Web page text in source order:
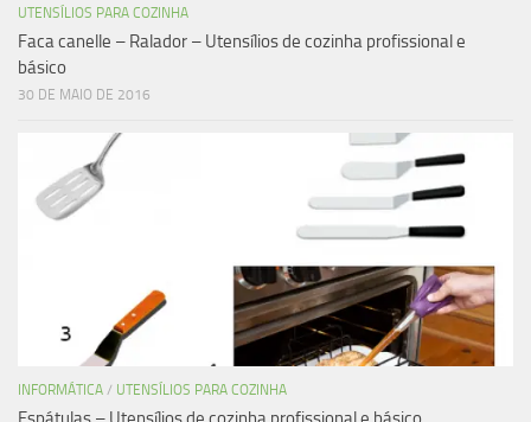
UTENSÍLIOS PARA COZINHA
Faca canelle – Ralador – Utensílios de cozinha profissional e
básico
30 DE MAIO DE 2016
INFORMÁTICA / UTENSÍLIOS PARA COZINHA